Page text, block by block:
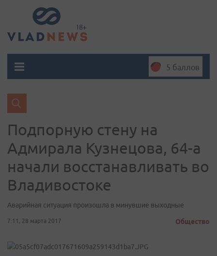
5 баллов
Подпорную стену на
Адмирала Кузнецова, 64-а
начали восстанавливать во
Владивостоке
Аварийная ситуация произошла в минувшие выходные
7:11, 28 марта 2017 Общество